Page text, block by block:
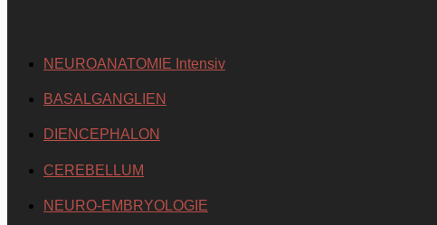
NEUROANATOMIE Intensiv
BASALGANGLIEN
DIENCEPHALON
CEREBELLUM
NEURO-EMBRYOLOGIE